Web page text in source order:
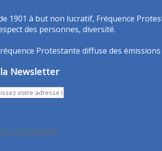
1901 à but non lucratif, Fréquence
des personnes, diversité.
Protestante diffuse des
Newsletter
protestante